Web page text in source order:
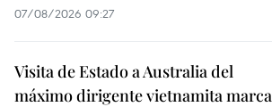
07/08/2026 09:27
Visita de Estado a Australia del
máximo dirigente vietnamita marca